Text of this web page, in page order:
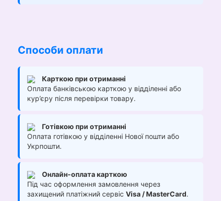
Способи оплати
Карткою при отриманні
Оплата банківською карткою у відділенні або
кур’єру після перевірки товару.
Готівкою при отриманні
Оплата готівкою у відділенні Нової пошти або
Укрпошти.
Онлайн-оплата карткою
Під час оформлення замовлення через
захищений платіжний сервіс Visa / MasterCard.